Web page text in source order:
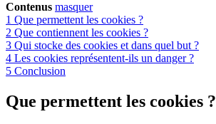
Contenus masquer
1 Que permettent les cookies ?
2 Que contiennent les cookies ?
3 Qui stocke des cookies et dans quel but ?
4 Les cookies représentent-ils un danger ?
5 Conclusion
Que permettent les cookies ?